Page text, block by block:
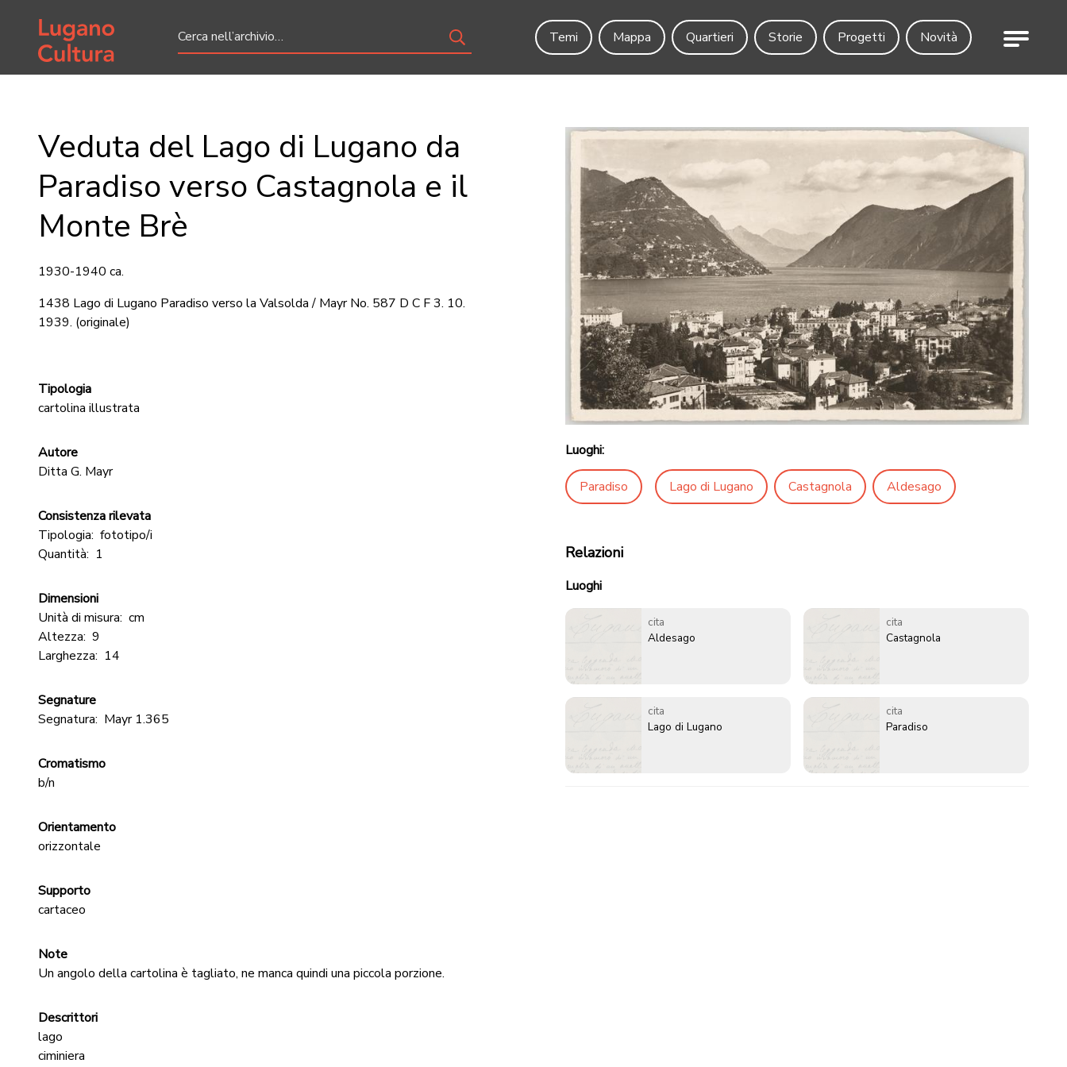
Home page
Temi
Mappa Quartieri Storie Progetti Novità Menu
Veduta del Lago di Lugano da
Paradiso verso Castagnola e il
Monte Brè
1930-1940 ca.
1438 Lago di Lugano Paradiso verso la Valsolda / Mayr No. 587 D C F 3. 10.
1939. (originale)
Tipologia
cartolina illustrata
Autore
Ditta G. Mayr
Consistenza rilevata
Tipologia: fototipo/i
Quantità: 1
Dimensioni
Unità di misura: cm
Altezza: 9
Larghezza: 14
Segnature
Segnatura: Mayr 1.365
Cromatismo
b/n
Orientamento
orizzontale
Supporto
cartaceo
Note
Un angolo della cartolina è tagliato, ne manca quindi una piccola porzione.
Descrittori
lago
ciminiera
Luoghi:
Paradiso Lago di Lugano Castagnola Aldesago
Relazioni
Luoghi
cita
Aldesago
cita
Castagnola
cita
Lago di Lugano
cita
Paradiso